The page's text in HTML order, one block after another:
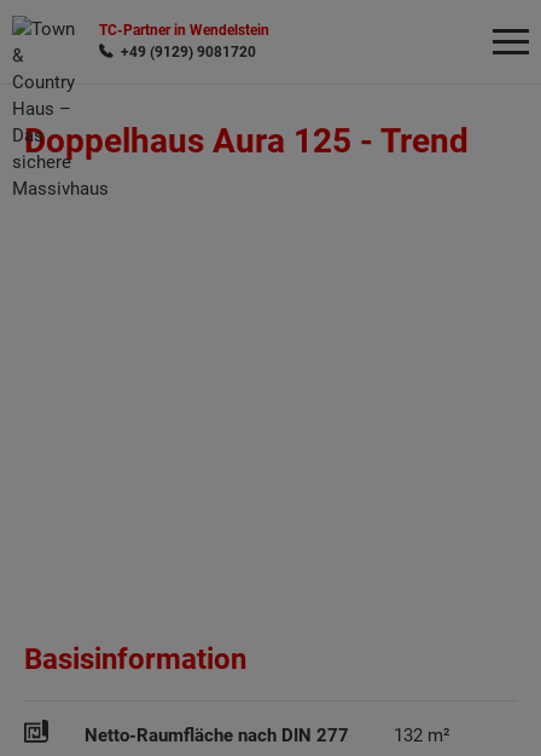
TC-Partner in Wendelstein
+49 (9129) 9081720
Doppelhaus Aura 125 - Trend
Basisinformation
Netto-Raumfläche nach DIN 277 132 m²
Wonach möchten Sie suchen?